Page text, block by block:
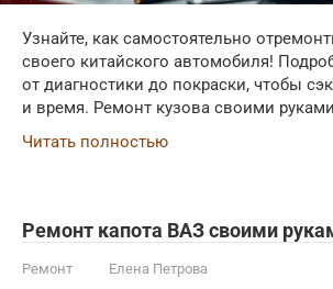
Узнайте, как самостоятельно
своего китайского автомобиля!
от диагностики до покраски, чтобы
и время. Ремонт кузова своими
Читать полностью
Ремонт капота ВАЗ своими
Ремонт Елена Петрова